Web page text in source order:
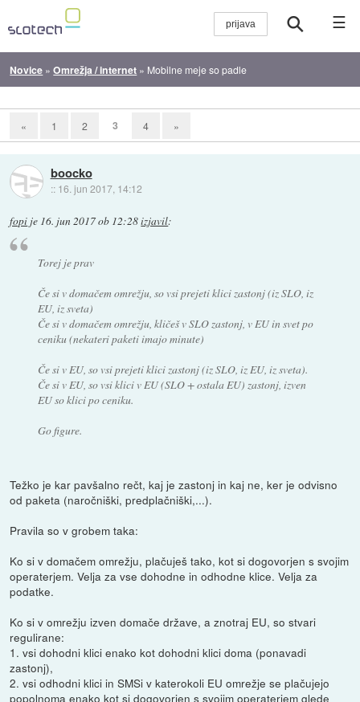
☰
Novice »Omrežja / internet » Mobilne meje so padle
« 1 2 3 4 »
boocko
:: 16. jun 2017, 14:12
fopi je 16. jun 2017 ob 12:28izjavil:
Torej je prav
Če si v domačem omrežju, so vsi prejeti klici zastonj (iz SLO, iz
EU, iz sveta)
Če si v domačem omrežju, kličeš v SLO zastonj, v EU in svet po
ceniku (nekateri paketi imajo minute)
Če si v EU, so vsi prejeti klici zastonj (iz SLO, iz EU, iz sveta).
Če si v EU, so vsi klici v EU (SLO + ostala EU) zastonj, izven
EU so klici po ceniku.
Go figure.
Težko je kar pavšalno rečt, kaj je zastonj in kaj ne, ker je odvisno
od paketa (naročniški, predplačniški,...).
Pravila so v grobem taka:
Ko si v domačem omrežju, plačuješ tako, kot si dogovorjen s svojim
operaterjem. Velja za vse dohodne in odhodne klice. Velja za
podatke.
Ko si v omrežju izven domače države, a znotraj EU, so stvari
regulirane:
1. vsi dohodni klici enako kot dohodni klici doma (ponavadi
zastonj),
2. vsi odhodni klici in SMSi v katerokoli EU omrežje se plačujejo
popolnoma enako kot si dogovorjen s svojim operaterjem glede